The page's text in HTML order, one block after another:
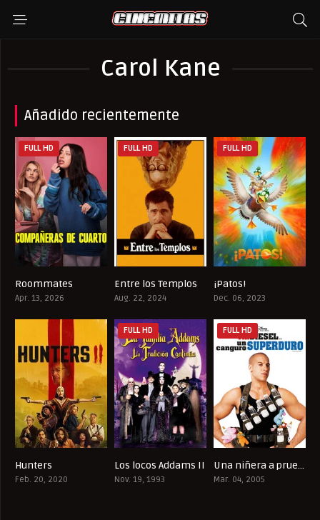
Carol Kane
Añadido recientemente
FULL HD
Roommates
Apr. 13, 2026
6.2
FULL HD
Entre los Templos
Aug. 22, 2024
FULL HD
¡Patos!
Dec. 06, 2023
Hunters
Feb. 20, 2020
6.8
FULL HD
Los locos Addams II
Nov. 19, 1993
5.6
FULL HD
Una niñera a prueba de balas
Mar. 04, 2005